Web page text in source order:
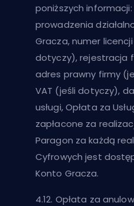
poniższych
prowadzenia
Gracza, numer
dotyczy), rejestracja
adres prawny firmy
VAT (jeśli dotyczy),
usługi, Opłata za
zapłacone za
Paragon za każdą
Cyfrowych jest
Konto Gracza.
4.12. Opłata za